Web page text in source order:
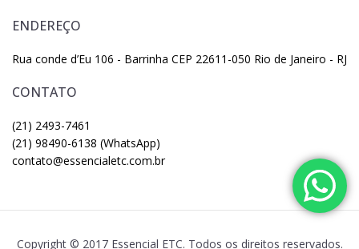
ENDEREÇO
Rua conde d’Eu 106 - Barrinha CEP 22611-050 Rio de Janeiro - RJ
CONTATO
(21) 2493-7461
(21) 98490-6138 (WhatsApp)
contato@essencialetc.com.br
Copyright © 2017 Essencial ETC. Todos os direitos reservados.